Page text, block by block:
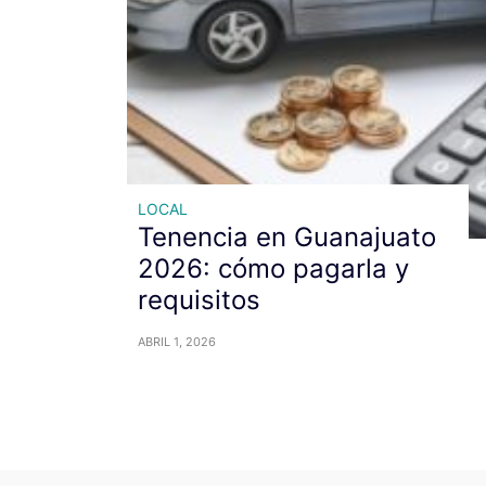
LOCAL
Tenencia en Guanajuato
2026: cómo pagarla y
requisitos
ABRIL 1, 2026